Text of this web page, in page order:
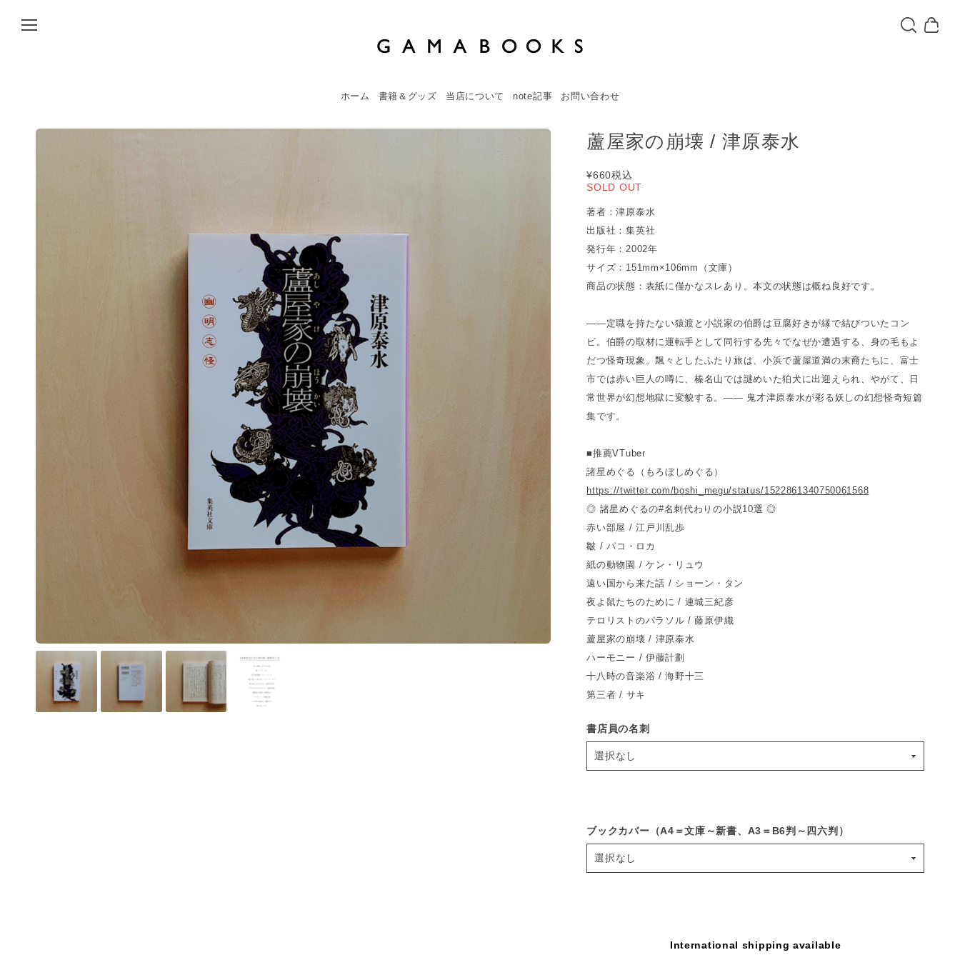
ホーム 書籍＆グッズ 当店について note記事 お問い合わせ
蘆屋家の崩壊 / 津原泰水
¥660税込
SOLD OUT
著者：津原泰水
出版社：集英社
発行年：2002年
サイズ：151mm×106mm（文庫）
商品の状態：表紙に僅かなスレあり。本文の状態は概ね良好です。
——定職を持たない猿渡と小説家の伯爵は豆腐好きが縁で結びついたコン
ビ。伯爵の取材に運転手として同行する先々でなぜか遭遇する、身の毛もよ
だつ怪奇現象。飄々としたふたり旅は、小浜で蘆屋道満の末裔たちに、富士
市では赤い巨人の噂に、榛名山では謎めいた狛犬に出迎えられ、やがて、日
常世界が幻想地獄に変貌する。—— 鬼才津原泰水が彩る妖しの幻想怪奇短篇
集です。
■推薦VTuber
諸星めぐる（もろぼしめぐる）
https://twitter.com/boshi_megu/status/1522861340750061568
◎ 諸星めぐるの#名刺代わりの小説10選 ◎
赤い部屋 / 江戸川乱歩
皺 / パコ・ロカ
紙の動物園 / ケン・リュウ
遠い国から来た話 / ショーン・タン
夜よ鼠たちのために / 連城三紀彦
テロリストのパラソル / 藤原伊織
蘆屋家の崩壊 / 津原泰水
ハーモニー / 伊藤計劃
十八時の音楽浴 / 海野十三
第三者 / サキ
書店員の名刺
ブックカバー（A4＝文庫～新書、A3＝B6判～四六判）
International shipping available